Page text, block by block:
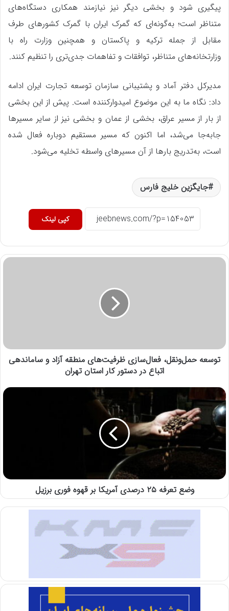
پیگیری شود و بخشی دیگر نیز نیازمند همکاری دستگاه‌های
متناظر است؛ به‌گونه‌ای که گمرک ایران با گمرک کشورهای طرف
مقابل از جمله ترکیه و پاکستان و همچنین وزارت راه با
وزارتخانه‌های متناظر، توافقات و تفاهمات جدی‌تری را تنظیم کنند.
مدیرکل دفتر آماد و پشتیبانی سازمان توسعه تجارت ایران ادامه
داد: نگاه ما به این موضوع امیدوارکننده است. پیش از این بخشی
از بار از مسیر عراق، بخشی از عمان و بخشی نیز از سایر مسیرها
جابه‌جا می‌شد، اما اکنون که مسیر مستقیم دوباره فعال شده
است، به‌تدریج بارها از آن مسیرهای واسطه تخلیه می‌شود.
جایگزین خلیج فارس
کپی لینک
توسعه حمل‌ونقل، فعال‌سازی ظرفیت‌های منطقه آزاد و ساماندهی
اتباع در دستور کار استان تهران
وضع تعرفه ۲۵ درصدی آمریکا بر قهوه فوری برزیل